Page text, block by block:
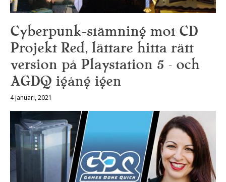
Cyberpunk-stämning mot CD
Projekt Red, lättare hitta rätt
version på Playstation 5 – och
AGDQ igång igen
4 januari, 2021